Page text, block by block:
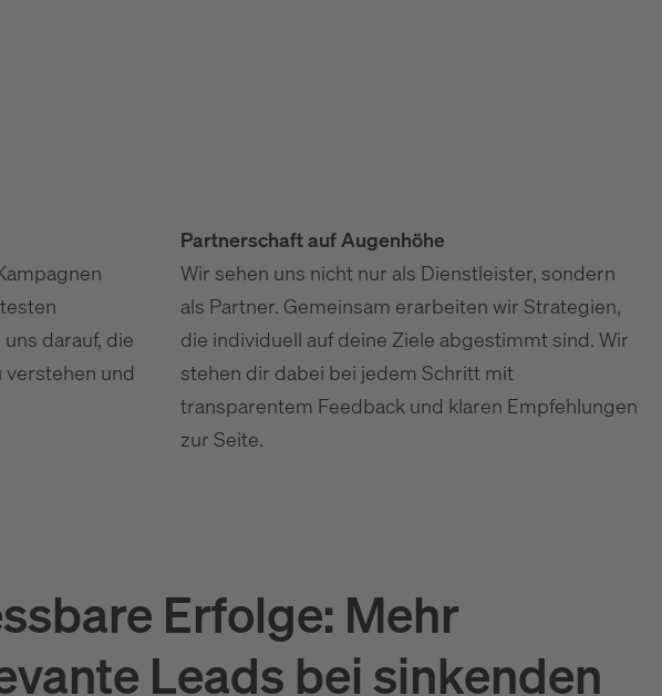
darauf, die
und
Partnerschaft auf Augenhöhe
Wir sehen uns nicht nur als Dienstleister, sondern
als Partner. Gemeinsam erarbeiten wir Strategien,
die individuell auf deine Ziele abgestimmt sind. Wir
stehen dir dabei bei jedem Schritt mit
transparentem Feedback und klaren Empfehlungen
zur Seite.
Erfolge: Mehr
Leads bei sinkenden